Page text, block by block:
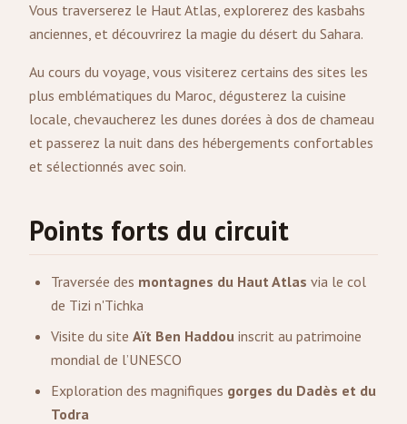
Vous traverserez le Haut Atlas, explorerez des kasbahs
anciennes, et découvrirez la magie du désert du Sahara.
Au cours du voyage, vous visiterez certains des sites les
plus emblématiques du Maroc, dégusterez la cuisine
locale, chevaucherez les dunes dorées à dos de chameau
et passerez la nuit dans des hébergements confortables
et sélectionnés avec soin.
Points forts du circuit
Traversée des montagnes du Haut Atlas via le col
de Tizi n'Tichka
Visite du site Aït Ben Haddou inscrit au patrimoine
mondial de l’UNESCO
Exploration des magnifiques gorges du Dadès et du
Todra